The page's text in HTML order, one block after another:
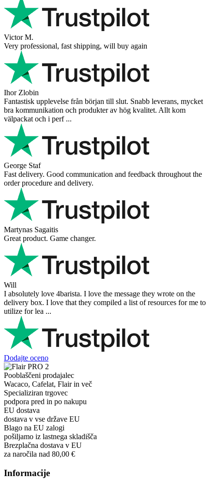
Victor M.
Very professional, fast shipping, will buy again
Ihor Zlobin
Fantastisk upplevelse från början till slut. Snabb leverans, mycket
bra kommunikation och produkter av hög kvalitet. Allt kom
välpackat och i perf ...
George Staf
Fast delivery. Good communication and feedback throughout the
order procedure and delivery.
Martynas Sagaitis
Great product. Game changer.
Will
I absolutely love 4barista. I love the message they wrote on the
delivery box. I love that they compiled a list of resources for me to
utilize for lea ...
Dodajte oceno
Pooblaščeni prodajalec
Wacaco, Cafelat, Flair in več
Specializiran trgovec
podpora pred in po nakupu
EU dostava
dostava v vse države EU
Blago na EU zalogi
pošiljamo iz lastnega skladišča
Brezplačna dostava v EU
za naročila nad 80,00 €
Informacije